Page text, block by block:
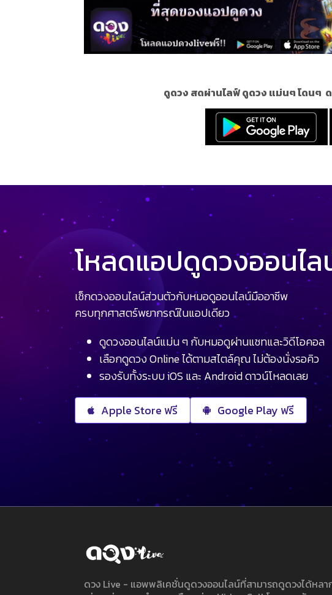
ดูดวง สดผ่านไลฟ์ ดูดวง แม่นๆ โดนๆ
โหลดแอปดูดวงออนไล
เช็กดวงออนไลน์ส่วนตัวกับหมอดูออนไลน์มืออาชีพ
ครบทุกศาสตร์พยากรณ์ในแอปเดียว
ดูดวงออนไลน์แม่น ๆ กับหมอดูผ่านแชทและวิดีโอคอล
เลือกดูดวง Online ได้ตามสไตล์คุณ ไม่ต้องนั่งรอคิว
รองรับทั้งระบบ iOS และ Android ดาวน์โหลดเลย
Apple Store ฟรี Google Play ฟรี
ดวง Live - แอพพลิเคชั่นดูดวงออนไลน์ที่สามารถดูดวงได้หล